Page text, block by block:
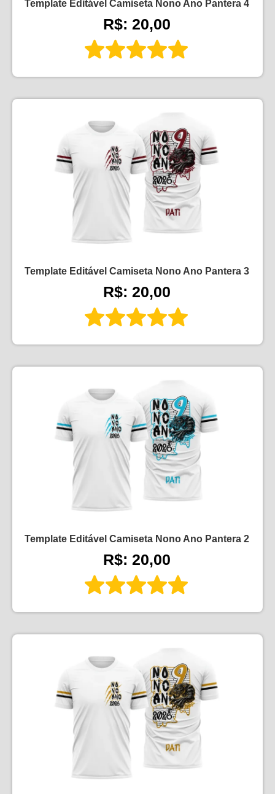
Template Editável Camiseta Nono Ano Pantera 4
R$: 20,00
Template Editável Camiseta Nono Ano Pantera 3
R$: 20,00
Template Editável Camiseta Nono Ano Pantera 2
R$: 20,00